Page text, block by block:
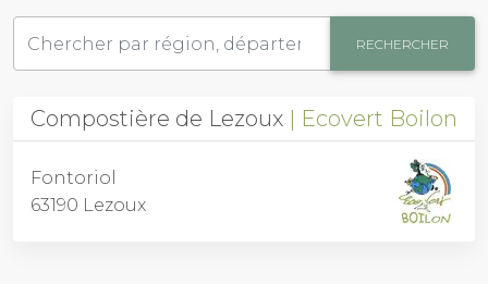
Contact
RECHERCHER
Compostière de Lezoux Ecovert Boilon
Fontoriol
63190 Lezoux